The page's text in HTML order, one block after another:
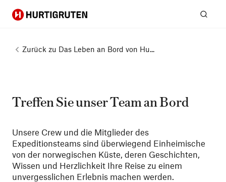
Hurtigruten
Zurück zu Das Leben an Bord von Hu...
Treffen Sie unser Team an Bord
Unsere Crew und die Mitglieder des
Expeditionsteams sind überwiegend Einheimische
von der norwegischen Küste, deren Geschichten,
Wissen und Herzlichkeit Ihre Reise zu einem
unvergesslichen Erlebnis machen werden.